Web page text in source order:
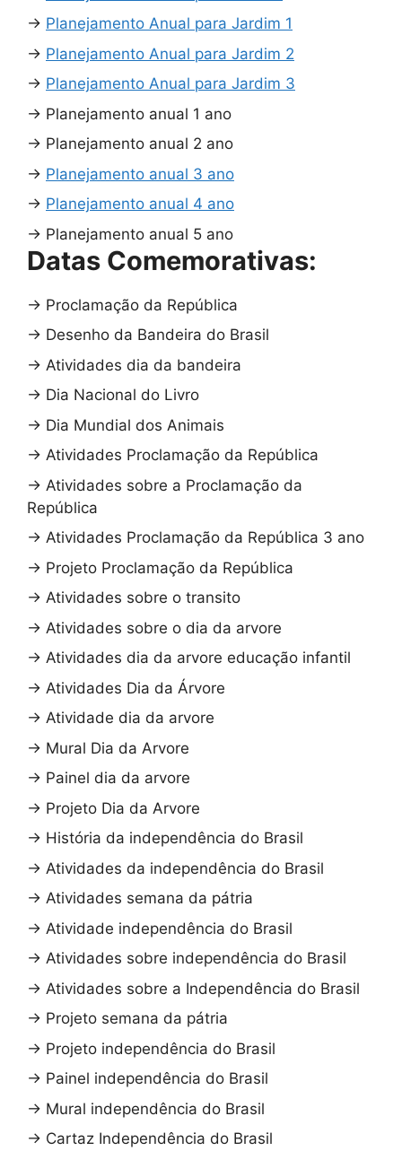
→ Planejamento Anual para Jardim 1
→ Planejamento Anual para Jardim 2
→ Planejamento Anual para Jardim 3
→ Planejamento anual 1 ano
→ Planejamento anual 2 ano
→ Planejamento anual 3 ano
→ Planejamento anual 4 ano
→ Planejamento anual 5 ano
Datas Comemorativas:
→ Proclamação da República
→ Desenho da Bandeira do Brasil
→ Atividades dia da bandeira
→ Dia Nacional do Livro
→ Dia Mundial dos Animais
→ Atividades Proclamação da República
→ Atividades sobre a Proclamação da
República
→ Atividades Proclamação da República 3 ano
→ Projeto Proclamação da República
→ Atividades sobre o transito
→ Atividades sobre o dia da arvore
→ Atividades dia da arvore educação infantil
→ Atividades Dia da Árvore
→ Atividade dia da arvore
→ Mural Dia da Arvore
→ Painel dia da arvore
→ Projeto Dia da Arvore
→ História da independência do Brasil
→ Atividades da independência do Brasil
→ Atividades semana da pátria
→ Atividade independência do Brasil
→ Atividades sobre independência do Brasil
→ Atividades sobre a Independência do Brasil
→ Projeto semana da pátria
→ Projeto independência do Brasil
→ Painel independência do Brasil
→ Mural independência do Brasil
→ Cartaz Independência do Brasil